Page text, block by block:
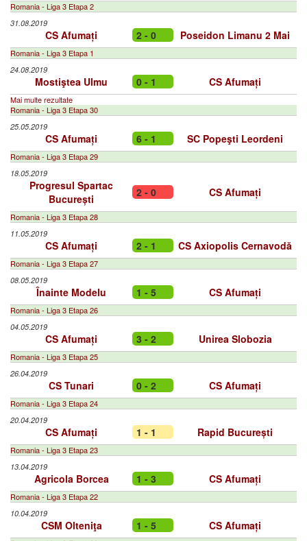
Romania - Liga 3 Etapa 2
31.08.2019
CS Afumați 2 - 0 Poseidon Limanu 2 Mai
Romania - Liga 3 Etapa 1
24.08.2019
Mostiştea Ulmu 0 - 1 CS Afumați
Mai multe rezultate
Romania - Liga 3 Etapa 30
25.05.2019
CS Afumați 6 - 1 SC Popeşti Leordeni
Romania - Liga 3 Etapa 29
18.05.2019
Progresul Spartac
București
2 - 0 CS Afumați
Romania - Liga 3 Etapa 28
11.05.2019
CS Afumați 2 - 1 CS Axiopolis Cernavodă
Romania - Liga 3 Etapa 27
08.05.2019
Înainte Modelu 1 - 5 CS Afumați
Romania - Liga 3 Etapa 26
04.05.2019
CS Afumați 3 - 2 Unirea Slobozia
Romania - Liga 3 Etapa 25
26.04.2019
CS Tunari 0 - 2 CS Afumați
Romania - Liga 3 Etapa 24
20.04.2019
CS Afumați 1 - 1 Rapid București
Romania - Liga 3 Etapa 23
13.04.2019
Agricola Borcea 1 - 3 CS Afumați
Romania - Liga 3 Etapa 22
10.04.2019
CSM Olteniţa 1 - 5 CS Afumați